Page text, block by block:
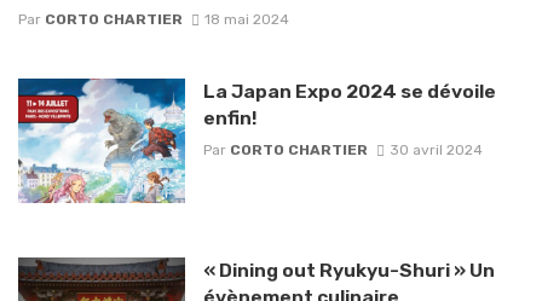
Par CORTO CHARTIER 18 mai 2024
La Japan Expo 2024 se dévoile
enfin!
Par CORTO CHARTIER 30 avril 2024
« Dining out Ryukyu-Shuri » Un